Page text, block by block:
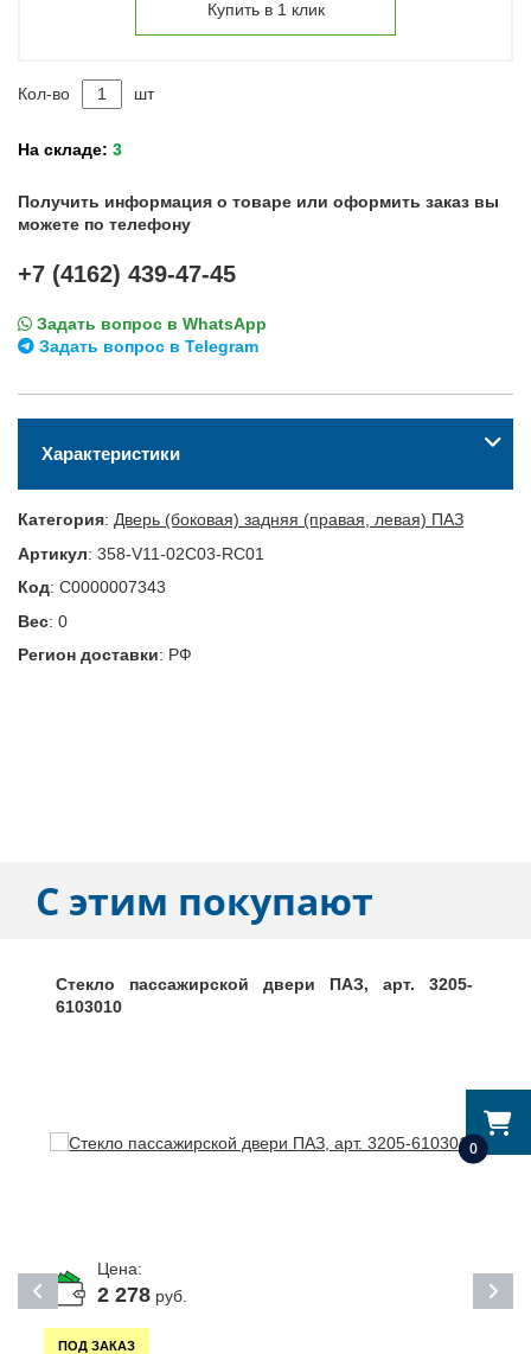
0
Купить в 1 клик
Кол-во шт
На складе: 3
Получить информация о товаре или оформить заказ вы
можете по телефону
+7 (4162) 439-47-45
Задать вопрос в WhatsApp
Задать вопрос в Telegram
Характеристики
Категория: Дверь (боковая) задняя (правая, левая) ПАЗ
Артикул: 358-V11-02C03-RC01
Код: С0000007343
Вес: 0
Регион доставки: РФ
С этим покупают
Стекло пассажирской двери ПАЗ, арт. 3205-
6103010
Цена:
2 278руб.
ПОД ЗАКАЗ